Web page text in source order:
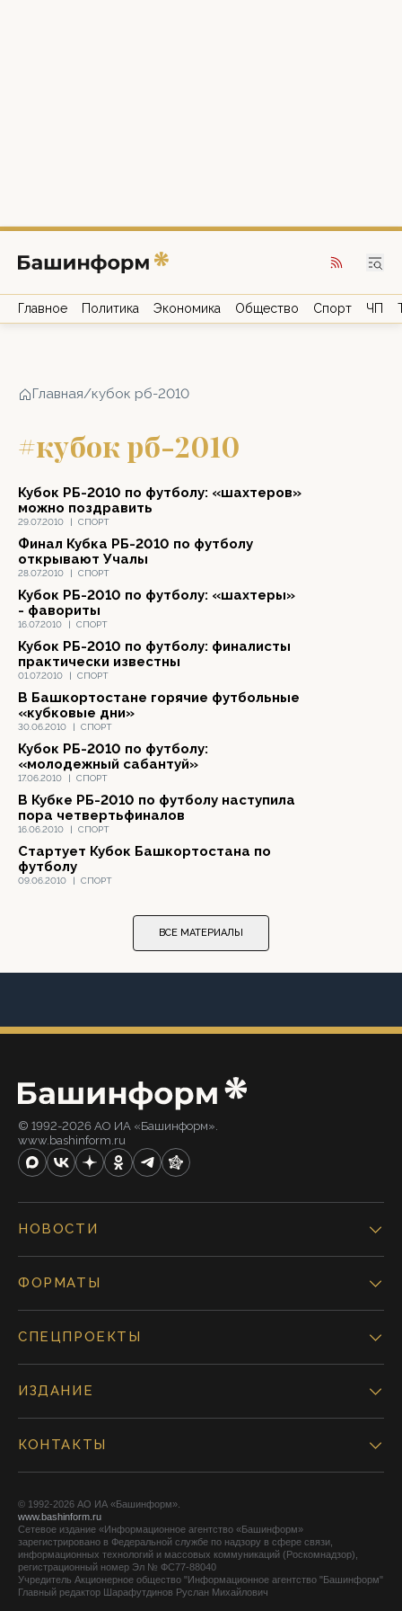
Главное Политика Экономика Общество Спорт ЧП
Главная/кубок рб-2010
#кубок рб-2010
29.07.2010 | СПОРТ
Кубок РБ-2010 по футболу: «шахтеров»
можно поздравить
28.07.2010 | СПОРТ
Финал Кубка РБ-2010 по футболу
открывают Учалы
16.07.2010 | СПОРТ
Кубок РБ-2010 по футболу: «шахтеры»
- фавориты
01.07.2010 | СПОРТ
Кубок РБ-2010 по футболу: финалисты
практически известны
30.06.2010 | СПОРТ
В Башкортостане горячие футбольные
«кубковые дни»
17.06.2010 | СПОРТ
Кубок РБ-2010 по футболу:
«молодежный сабантуй»
16.06.2010 | СПОРТ
В Кубке РБ-2010 по футболу наступила
пора четвертьфиналов
09.06.2010 | СПОРТ
Стартует Кубок Башкортостана по
футболу
ВСЕ МАТЕРИАЛЫ
© 1992-2026 АО ИА «Башинформ».
www.bashinform.ru
НОВОСТИ
ФОРМАТЫ
СПЕЦПРОЕКТЫ
ИЗДАНИЕ
КОНТАКТЫ
© 1992-2026 АО ИА «Башинформ».
www.bashinform.ru
Сетевое издание «Информационное агентство «Башинформ»
зарегистрировано в Федеральной службе по надзору в сфере связи,
информационных технологий и массовых коммуникаций (Роскомнадзор),
регистрационный номер Эл № ФС77-88040
Учредитель Акционерное общество "Информационное агентство "Башинформ"
Главный редактор Шарафутдинов Руслан Михайлович